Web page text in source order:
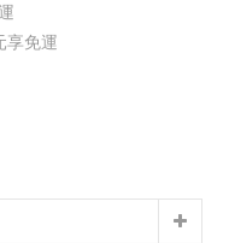
享免運